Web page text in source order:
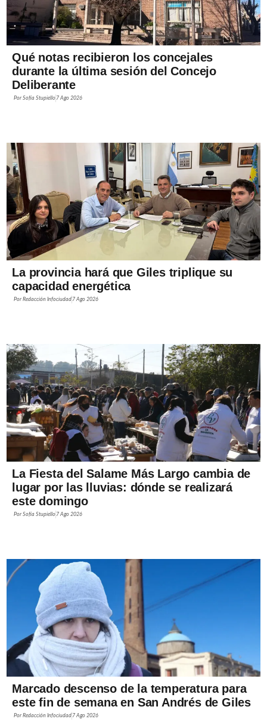
Qué notas recibieron los concejales
durante la última sesión del Concejo
Deliberante
PorSofía Stupiello 7 Ago 2026
La provincia hará que Giles triplique su
capacidad energética
PorRedacción Infociudad 7 Ago 2026
La Fiesta del Salame Más Largo cambia de
lugar por las lluvias: dónde se realizará
este domingo
PorSofía Stupiello 7 Ago 2026
Marcado descenso de la temperatura para
este fin de semana en San Andrés de Giles
PorRedacción Infociudad 7 Ago 2026